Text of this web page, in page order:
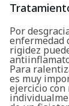
Por
enfermedad
rigidez
Para
es muy
ejercicio con